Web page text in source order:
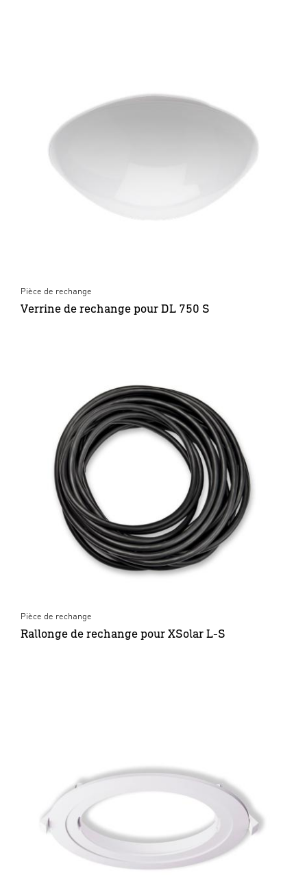
Pièce de rechange
Verrine de rechange pour DL 750 S
Pièce de rechange
Rallonge de rechange pour XSolar L-S